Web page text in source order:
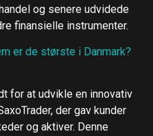
og senere udvidede
finansielle instrumenter.
er de største i Danmark?
for at udvikle en innovativ
der gav kunder
og aktiver. Denne